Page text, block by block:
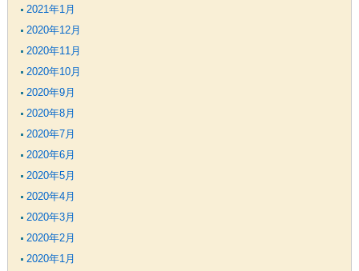
2021年1月
2020年12月
2020年11月
2020年10月
2020年9月
2020年8月
2020年7月
2020年6月
2020年5月
2020年4月
2020年3月
2020年2月
2020年1月